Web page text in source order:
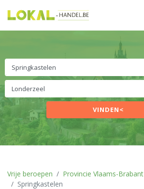
VINDEN<
Vrije beroepen Provincie Vlaams-Brabant
Springkastelen